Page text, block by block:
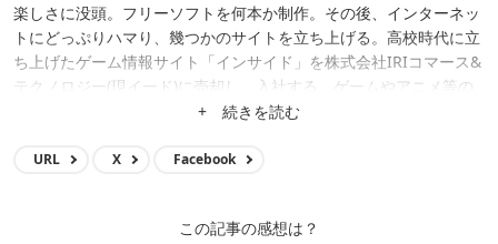
楽しさに没頭。フリーソフトを何本か制作。その後、インターネッ
トにどっぷりハマり、幾つかのサイトを立ち上げる。高校時代に立
ち上げたゲーム情報サイト「インサイド」を株式会社IRIコマース&
テクノロジー(現イード)に売却し、入社する。ゲームやアニメ等の
メディア運営、クロスワードアプリ開発、サイト立ち上げ、サイト
+ 続きを読む
URL X Facebook
この記事の感想は？